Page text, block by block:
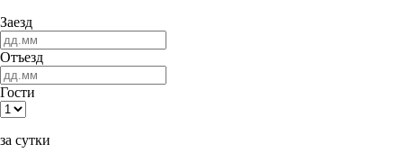
Заезд
Отъезд
Гости
за сутки